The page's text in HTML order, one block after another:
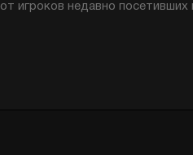
игроков недавно посетивших